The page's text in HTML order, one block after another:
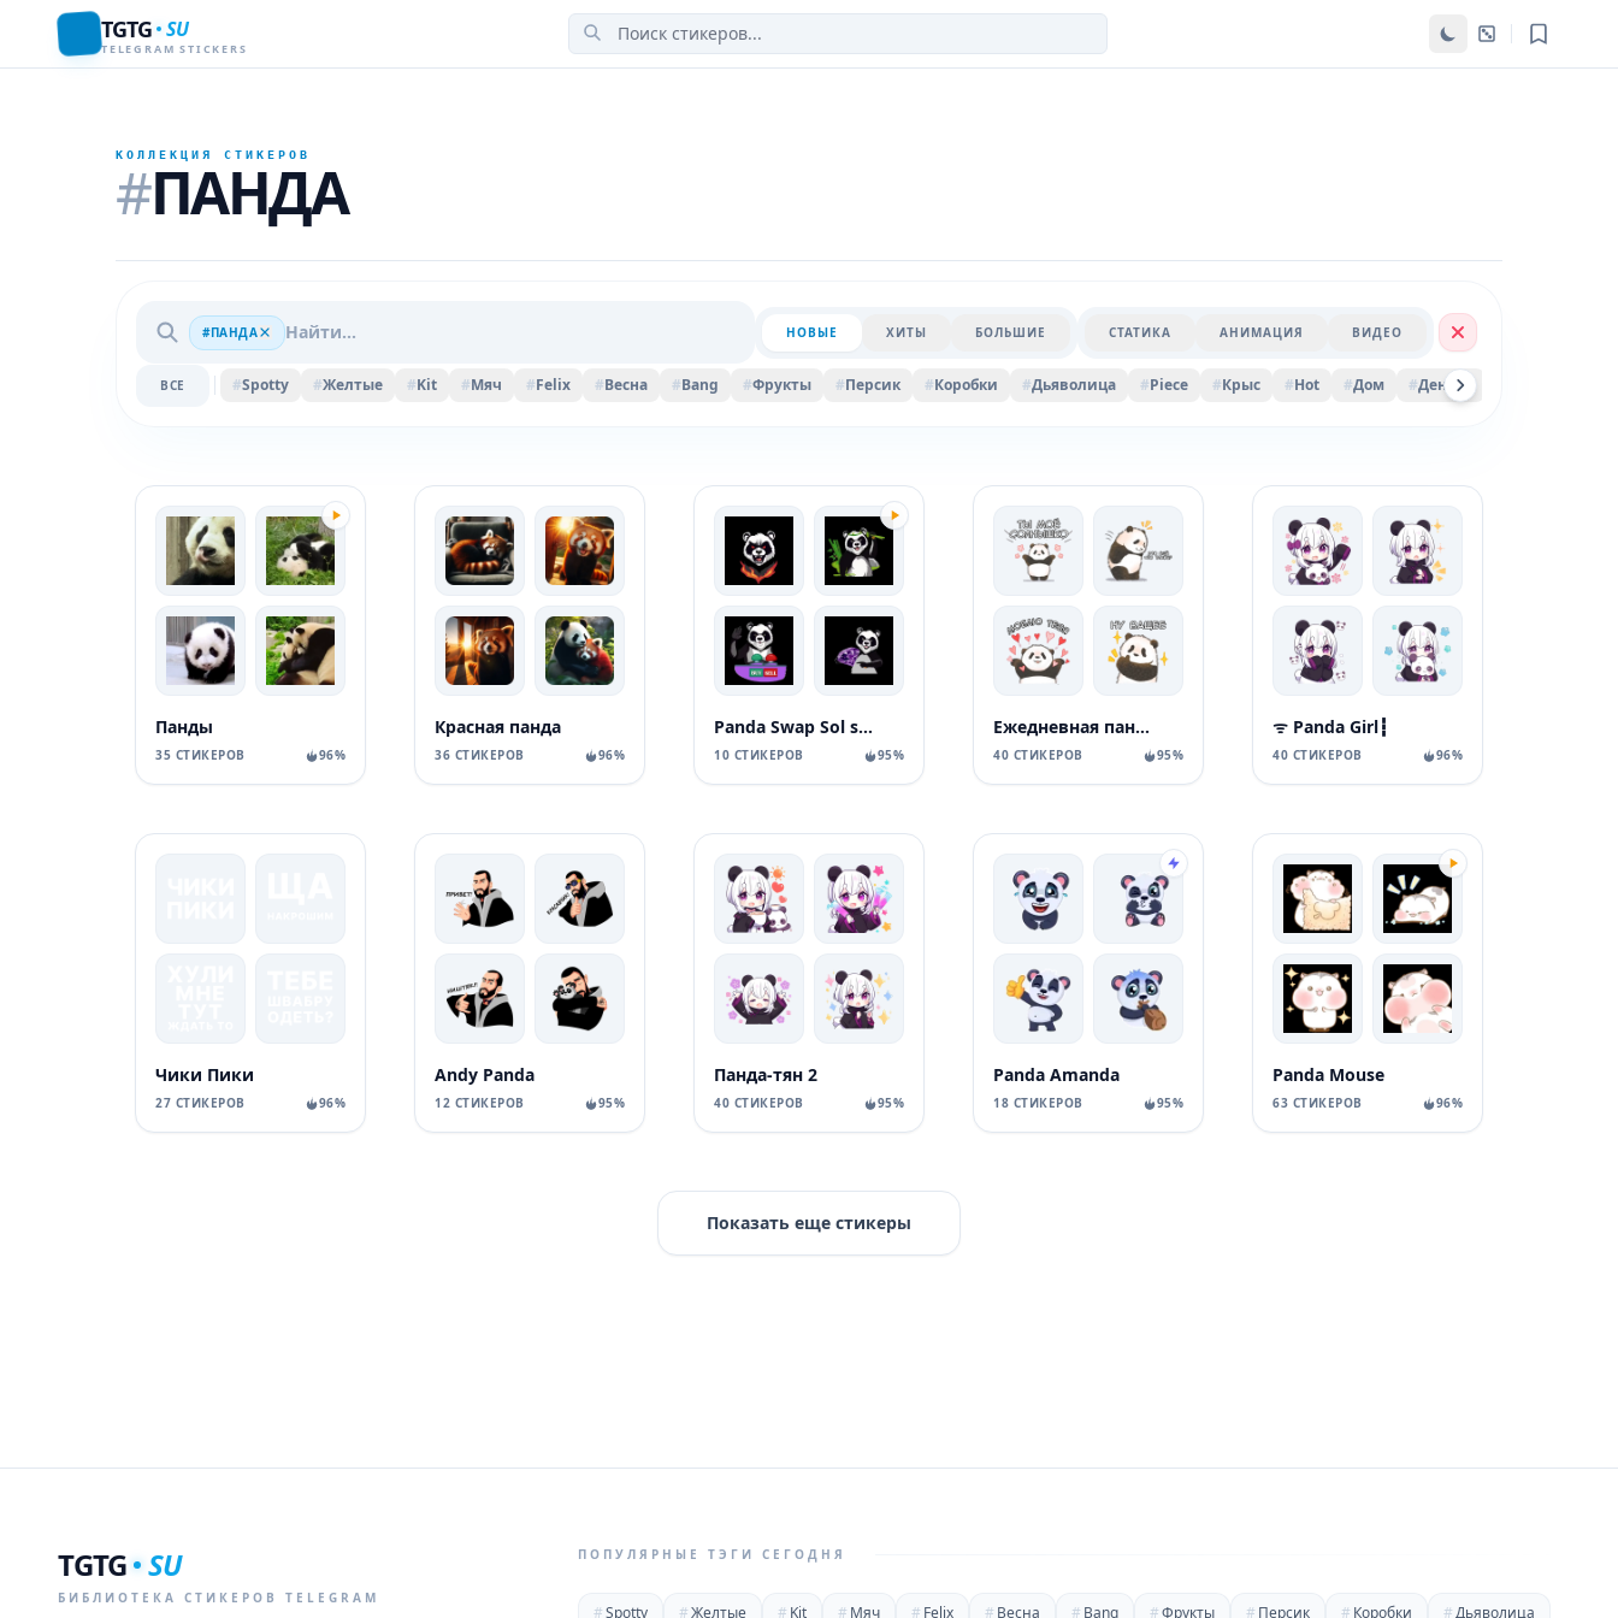
TGTG SU
TELEGRAM STICKERS
КОЛЛЕКЦИЯ СТИКЕРОВ
#ПАНДА
#ПАНДА НОВЫЕ ХИТЫ БОЛЬШИЕ СТАТИКА АНИМАЦИЯ ВИДЕО
ВСЕ #Spotty #Желтые #Kit #Мяч #Felix #Весна #Bang #Фрукты #Персик #Коробки #Дьяволица #Piece #Крыс #Hot #Дом #Деньги
Панды
35 СТИКЕРОВ 96%
Красная панда
36 СТИКЕРОВ 96%
Panda Swap Sol stickers
10 СТИКЕРОВ 95%
Ежедневная панда
40 СТИКЕРОВ 95%
ᯤ Panda Girl┇
40 СТИКЕРОВ 96%
Чики Пики
27 СТИКЕРОВ 96%
Andy Panda
12 СТИКЕРОВ 95%
Панда-тян 2
40 СТИКЕРОВ 95%
Panda Amanda
18 СТИКЕРОВ 95%
Panda Mouse
63 СТИКЕРОВ 96%
Показать еще стикеры
TGTG SU
БИБЛИОТЕКА СТИКЕРОВ TELEGRAM
ПОПУЛЯРНЫЕ ТЭГИ СЕГОДНЯ
#Spotty #Желтые # Kit # Мяч # Felix # Весна # Bang #Фрукты # Персик # Коробки #Дьяволица